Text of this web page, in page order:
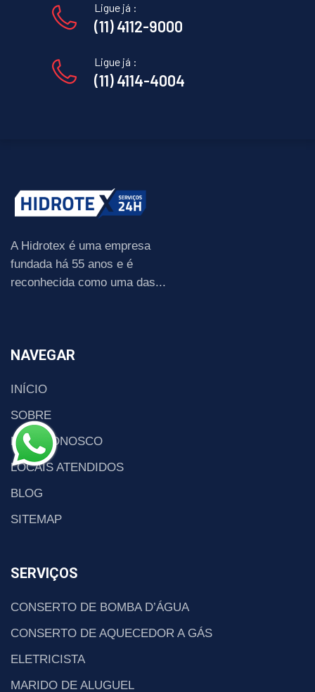
Ligue já :
(11) 4112-9000
Ligue já :
(11) 4114-4004
A Hidrotex é uma empresa
fundada há 55 anos e é
reconhecida como uma das...
NAVEGAR
INÍCIO
SOBRE
FALE CONOSCO
LOCAIS ATENDIDOS
BLOG
SITEMAP
SERVIÇOS
CONSERTO DE BOMBA D’ÁGUA
CONSERTO DE AQUECEDOR A GÁS
ELETRICISTA
MARIDO DE ALUGUEL